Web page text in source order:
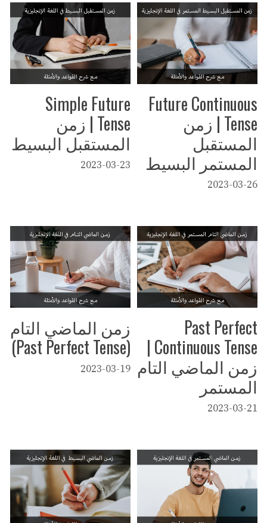
Future Continuous
Tense | زمن
المستقبل
المستمر البسيط
2023-03-26
Simple Future
Tense | زمن
المستقبل البسيط
2023-03-23
Past Perfect
Continuous Tense |
زمن الماضي التام
المستمر
2023-03-21
زمن الماضي التام
(Past Perfect Tense)
2023-03-19